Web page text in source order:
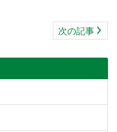
次の記事